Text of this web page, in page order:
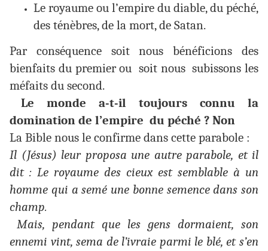
Le royaume ou l’empire du diable, du péché,
des ténèbres, de la mort, de Satan.
Par conséquence soit nous bénéficions des
bienfaits du premier ou soit nous subissons les
méfaits du second.
Le monde a-t-il toujours connu la
domination de l’empire du péché ? Non
La Bible nous le confirme dans cette parabole :
Il (Jésus) leur proposa une autre parabole, et il
dit : Le royaume des cieux est semblable à un
homme qui a semé une bonne semence dans son
champ.
Mais, pendant que les gens dormaient, son
ennemi vint, sema de l’ivraie parmi le blé, et s’en